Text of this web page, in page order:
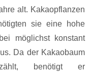
alt. Kakaopflanzen
sie eine hohe
möglichst konstant
Da der Kakaobaum
benötigt er